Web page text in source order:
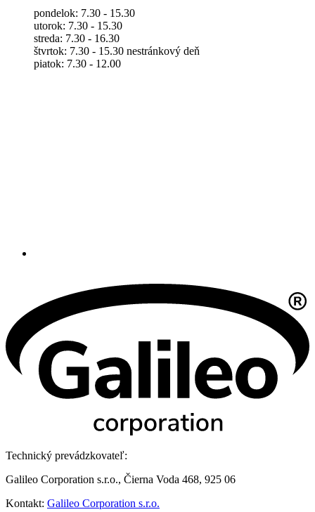
pondelok: 7.30 - 15.30
utorok: 7.30 - 15.30
streda: 7.30 - 16.30
štvrtok: 7.30 - 15.30 nestránkový deň
piatok: 7.30 - 12.00
Technický prevádzkovateľ:
Galileo Corporation s.r.o., Čierna Voda 468, 925 06
Kontakt: Galileo Corporation s.r.o.